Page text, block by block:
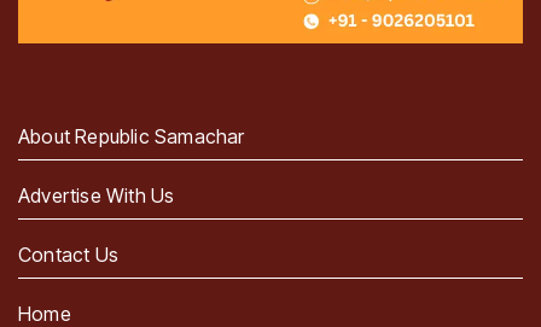
About Republic Samachar
Advertise With Us
Contact Us
Home